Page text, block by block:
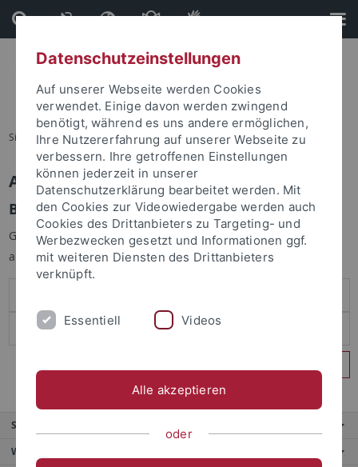
Direkt
zum
Inhalt
Direkt
zur
Fußleiste
Sie sind hier: Startseite
Anmelden
Benutzeranmeldung
Geben Sie Ihren Benutzernamen und Ihr Passwort an um sich
anzumelden:
Service
Weitere Angebote
Datenschutzeinstellungen
Auf unserer Webseite werden Cookies
verwendet. Einige davon werden zwingend
benötigt, während es uns andere ermöglichen,
Ihre Nutzererfahrung auf unserer Webseite zu
verbessern. Ihre getroffenen Einstellungen
können jederzeit in unserer
Datenschutzerklärung bearbeitet werden. Mit
den Cookies zur Videowiedergabe werden auch
Cookies des Drittanbieters zu Targeting- und
Werbezwecken gesetzt und Informationen ggf.
mit weiteren Diensten des Drittanbieters
verknüpft.
Essentiell Videos
Alle akzeptieren
oder